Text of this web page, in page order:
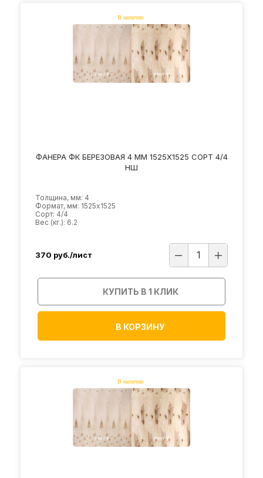
ФАНЕРА ФК БЕРЕЗОВАЯ 4 ММ 1525Х1525 СОРТ 4/4
НШ
Толщина, мм: 4
Формат, мм: 1525х1525
Сорт: 4/4
Вес (кг.): 6.2
370 руб./лист
КУПИТЬ В 1 КЛИК
В КОРЗИНУ